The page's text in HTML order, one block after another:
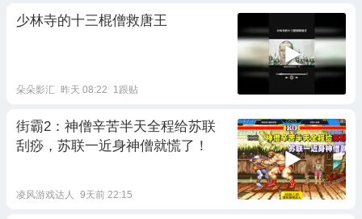
少林寺的十三棍僧救唐王
朵朵影汇 昨天 08:22 1跟贴
街霸2：神僧辛苦半天全程给苏联
刮痧，苏联一近身神僧就慌了！
凌风游戏达人 9天前 22:15